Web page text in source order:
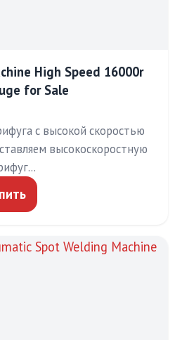
High Speed 16000r
for Sale
с высокой скоростью
высокоскоростную